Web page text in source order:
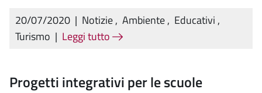
20/07/2020 | Notizie, Ambiente, Educativi ,
Turismo | Leggi tutto
Progetti integrativi per le scuole